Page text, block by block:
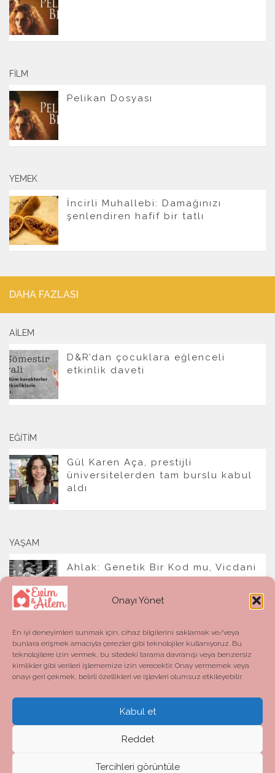
Onayı Yönet
En iyi deneyimleri sunmak için, cihaz bilgilerini saklamak ve/veya
bunlara erişmek amacıyla çerezler gibi teknolojiler kullanıyoruz. Bu
teknolojilere izin vermek, bu sitedeki tarama davranışı veya benzersiz
kimlikler gibi verileri işlememize izin verecektir. Onay vermemek veya
onayı geri çekmek, belirli özellikleri ve işlevleri olumsuz etkileyebilir.
Kabul et
Reddet
Tercihleri görüntüle
FILM
Pelikan Dosyası
YEMEK
İncirli Muhallebi: Damağınızı
şenlendiren hafif bir tatlı
DAHA FAZLASI
AILEM
D&R’dan çocuklara eğlenceli
etkinlik daveti
EĞITIM
Gül Karen Aça, prestijli
üniversitelerden tam burslu kabul
aldı
YAŞAM
Ahlak: Genetik Bir Kod mu, Vicdani
Bir Refleks mi?
Evim ve Ailem © 2026. All Rights Reserved.